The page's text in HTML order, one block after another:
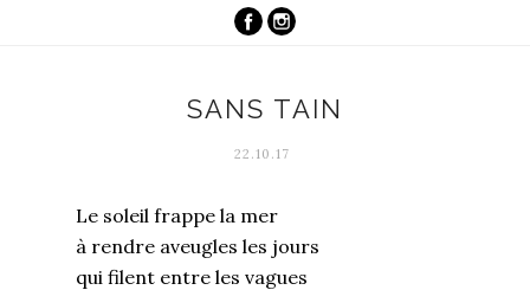
SANS TAIN
22.10.17
Le soleil frappe la mer
à rendre aveugles les jours
qui filent entre les vagues